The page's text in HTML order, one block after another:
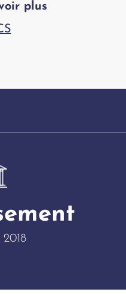
plus